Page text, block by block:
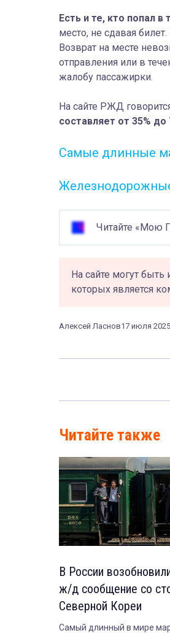
Есть и те, кто попал в
место, не сдавая
Возврат на месте
отправления или в
жалобу пассажирки.
На сайте РЖД
составляет от 35%
Самые длинные
Читайте «Мою
На сайте могут
которых является
Алексей Ласнов17 июля 2025
Читайте также
В России
ж/д сообщение со
Северной Кореи
Самый длинный в мире